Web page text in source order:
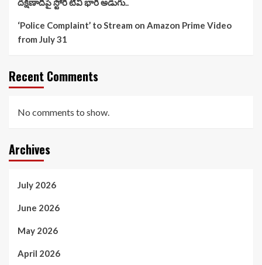
దక్షిణాదిపై స్టోరీ టీవీ భారీ అడుగు..
‘Police Complaint’ to Stream on Amazon Prime Video
from July 31
Recent Comments
No comments to show.
Archives
July 2026
June 2026
May 2026
April 2026